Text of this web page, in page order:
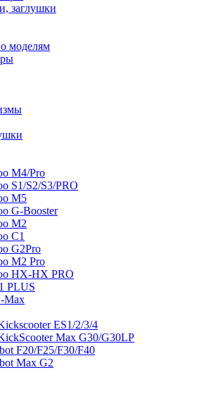
заглушки
моделям
M4/Pro
S1/S2/S3/PRO
M5
G-Booster
M2
C1
G2Pro
M2 Pro
HX-HX PRO
PLUS
Max
ES1/2/3/4
Max G30/G30LP
F20/F25/F30/F40
Max G2